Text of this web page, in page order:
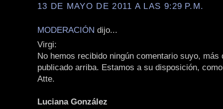
13 DE MAYO DE 2011 A LAS 9:29 P.M.
MODERACIÓN dijo...
Virgi:
No hemos recibido ningún comentario suyo, más
publicado arriba. Estamos a su disposición,
Atte.
Luciana González